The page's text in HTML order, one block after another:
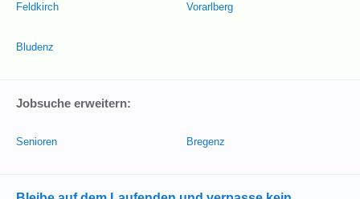
Feldkirch
Bludenz
Vorarlberg
Jobsuche erweitern:
Senioren Bregenz